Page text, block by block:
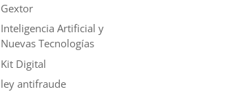
Gextor
Inteligencia Artificial y
Nuevas Tecnologías
Kit Digital
ley antifraude